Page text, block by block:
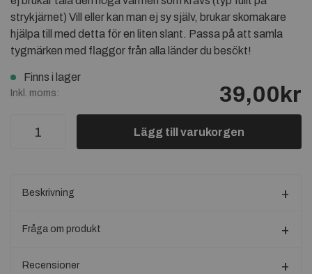
strykjärnet) Vill eller kan man ej sy själv, brukar skomakare
hjälpa till med detta för en liten slant. Passa på att samla
tygmärken med flaggor från alla länder du besökt!
Finns i lager
Inkl. moms: 39,00kr
Lägg till varukorgen
Beskrivning
Fråga om produkt
Recensioner